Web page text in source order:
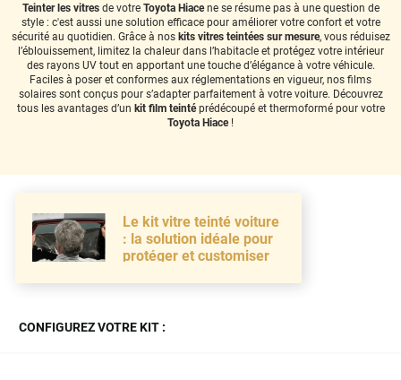
Teinter les vitresde votre Toyota Hiacene se résume pas à une question de
style : c'est aussi une solution efficace pour améliorer votre confort et votre
sécurité au quotidien. Grâce à nos kits vitres teintées sur mesure, vous réduisez
l’éblouissement, limitez la chaleur dans l’habitacle et protégez votre intérieur
des rayons UV tout en apportant une touche d’élégance à votre véhicule.
Faciles à poser et conformes aux réglementations en vigueur, nos films
solaires sont conçus pour s’adapter parfaitement à votre voiture. Découvrez
tous les avantages d’un kit film teintéprédécoupé et thermoformé pour votre
Toyota Hiace!
Le kit vitre teinté voiture
: la solution idéale pour
protéger et customiser
CONFIGUREZ VOTRE KIT :